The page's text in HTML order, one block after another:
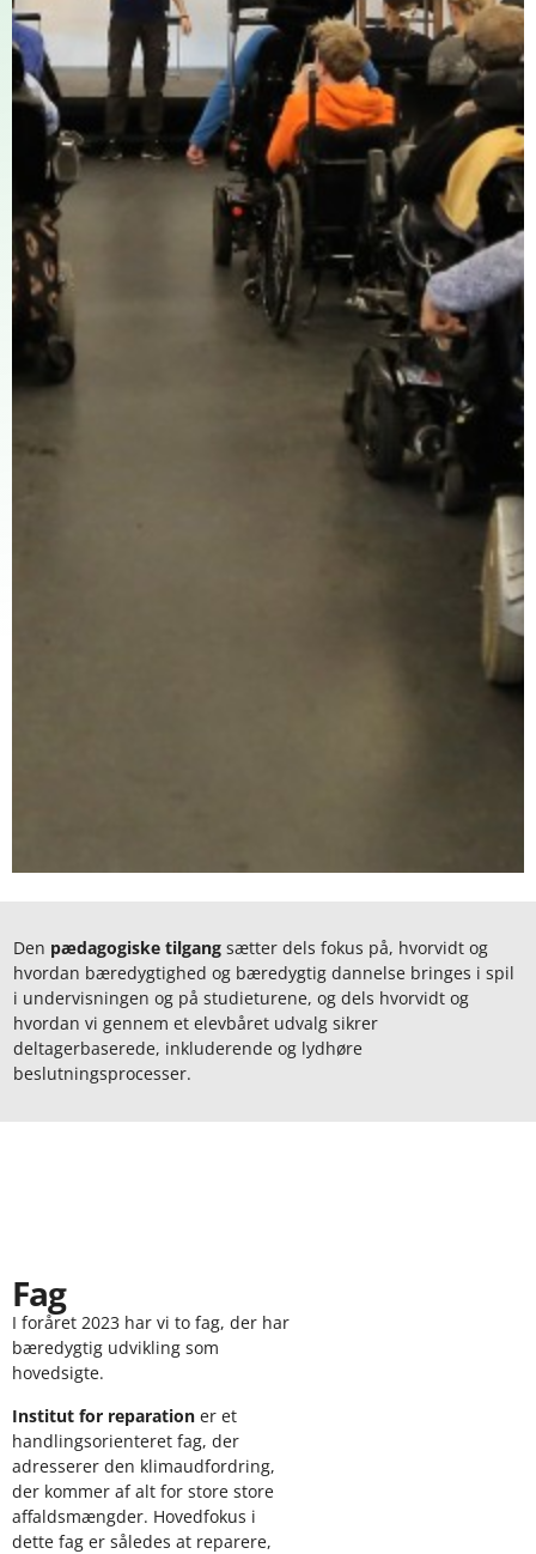
Den pædagogiske tilgang sætter dels fokus på, hvorvidt og
hvordan bæredygtighed og bæredygtig dannelse bringes i spil
i undervisningen og på studieturene, og dels hvorvidt og
hvordan vi gennem et elevbåret udvalg sikrer
deltagerbaserede, inkluderende og lydhøre
beslutningsprocesser.
Fag
I foråret 2023 har vi to fag, der har
bæredygtig udvikling som
hovedsigte.
Institut for reparation er et
handlingsorienteret fag, der
adresserer den klimaudfordring,
der kommer af alt for store store
affaldsmængder. Hovedfokus i
dette fag er således at reparere,